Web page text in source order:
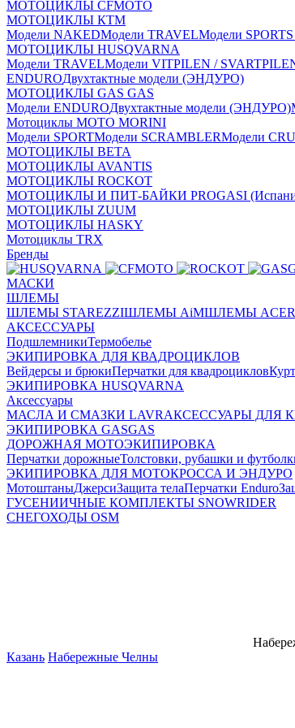
МОТОЦИКЛЫ CFMOTO
МОТОЦИКЛЫ КТМ
Модели NAKEDМодели TRAVELМодели
МОТОЦИКЛЫ HUSQVARNA
Модели TRAVELМодели VITPILEN /
ENDUROДвухтактные модели (ЭНДУРО)
МОТОЦИКЛЫ GAS GAS
Модели ENDUROДвухтактные модели (ЭНДУРО)
Мотоциклы MOTO MORINI
Модели SPORTМодели SCRAMBLERМодели
МОТОЦИКЛЫ BETA
МОТОЦИКЛЫ AVANTIS
МОТОЦИКЛЫ ROCKOT
МОТОЦИКЛЫ И ПИТ-БАЙКИ PROGASI
МОТОЦИКЛЫ ZUUM
МОТОЦИКЛЫ HASKY
Мотоциклы TRX
Бренды
МАСКИ
ШЛЕМЫ
ШЛЕМЫ STAREZZIШЛЕМЫ AiMШЛЕМЫ
АКСЕССУАРЫ
ПодшлемникиТермобелье
ЭКИПИРОВКА ДЛЯ КВАДРОЦИКЛОВ
Вейдерсы и брюкиПерчатки для квадроциклов
ЭКИПИРОВКА HUSQVARNA
Аксессуары
МАСЛА И СМАЗКИ LAVRАКСЕССУАРЫ ДЛЯ
ЭКИПИРОВКА GASGAS
ДОРОЖНАЯ МОТОЭКИПИРОВКА
Перчатки дорожныеТолстовки, рубашки и
ЭКИПИРОВКА ДЛЯ МОТОКРОССА И ЭНДУРО
МотоштаныДжерсиЗащита телаПерчатки Enduro
ГУСЕНИИЧНЫЕ КОМПЛЕКТЫ SNOWRIDER
СНЕГОХОДЫ OSM
Казань Набережные Челны